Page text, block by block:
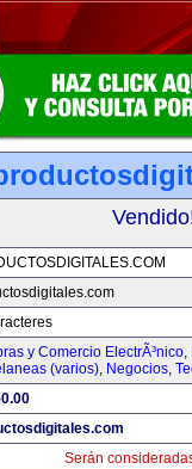
y Comercio ElectrÃ³nico,
(varios), Negocios,
Serán